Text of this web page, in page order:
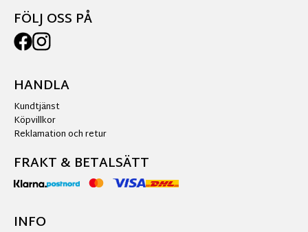
FÖLJ OSS PÅ
HANDLA
Kundtjänst
Köpvillkor
Reklamation och retur
FRAKT & BETALSÄTT
INFO